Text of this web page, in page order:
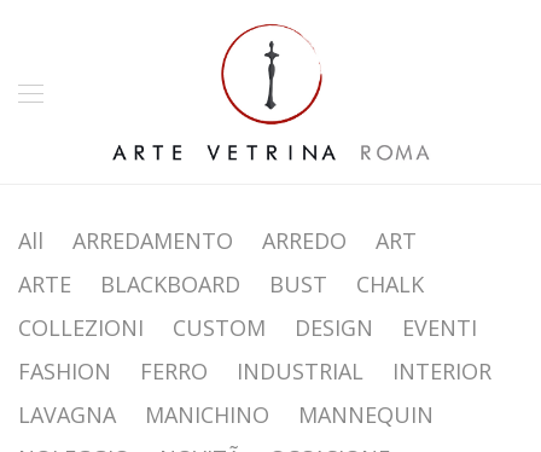
All ARREDAMENTO ARREDO
ART
ARTE
BLACKBOARD BUST
CHALK
COLLEZIONI
CUSTOM DESIGN
EVENTI
FASHION
FERRO INDUSTRIAL
INTERIOR
LAVAGNA
MANICHINO
MANNEQUIN